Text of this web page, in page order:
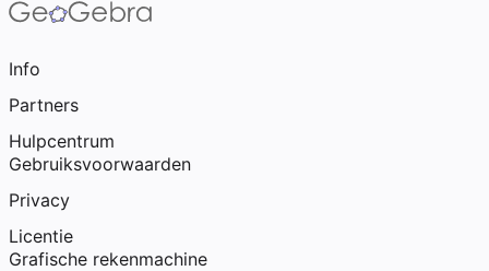
Info
Partners
Hulpcentrum
Gebruiksvoorwaarden
Privacy
Licentie
Grafische rekenmachine